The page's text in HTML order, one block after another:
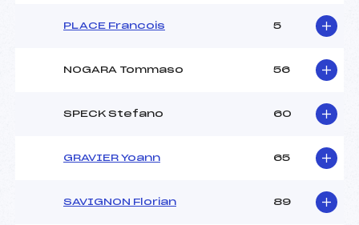
PLACE Francois 5
NOGARA Tommaso 56
SPECK Stefano 60
GRAVIER Yoann 65
SAVIGNON Florian 89